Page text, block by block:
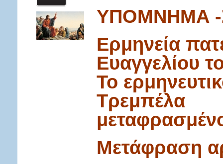
ΥΠΟΜΝΗΜΑ -
Ερμηνεία
Ευαγγελίου
Το
Τρεμπέλα
Μετάφραση